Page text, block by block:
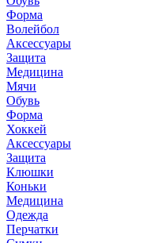
Форма
Волейбол
Аксессуары
Защита
Медицина
Мячи
Обувь
Форма
Хоккей
Аксессуары
Защита
Клюшки
Коньки
Медицина
Одежда
Перчатки